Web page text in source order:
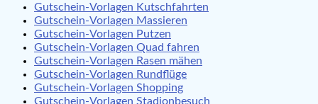
Gutschein-Vorlagen Kutschfahrten
Gutschein-Vorlagen Massieren
Gutschein-Vorlagen Putzen
Gutschein-Vorlagen Quad fahren
Gutschein-Vorlagen Rasen mähen
Gutschein-Vorlagen Rundflüge
Gutschein-Vorlagen Shopping
Gutschein-Vorlagen Stadionbesuch